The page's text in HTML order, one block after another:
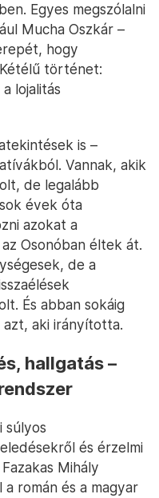
Egyes megszólalni
Mucha Oszkár –
hogy
történet:
lojalitás
is –
Vannak, akik
de legalább
évek óta
azokat a
Osonóban éltek át.
de a
És abban sokáig
aki irányította.
hallgatás –
súlyos
és érzelmi
Mihály
román és a magyar